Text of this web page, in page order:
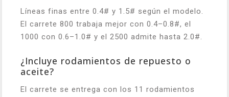
Líneas finas entre 0.4# y 1.5# según el modelo.
El carrete 800 trabaja mejor con 0.4–0.8#, el
1000 con 0.6–1.0# y el 2500 admite hasta 2.0#.
¿Incluye rodamientos de repuesto o
aceite?
El carrete se entrega con los 11 rodamientos